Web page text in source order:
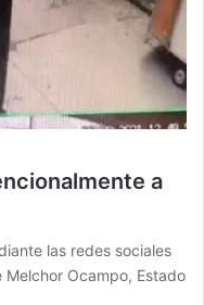
a
las redes sociales
Ocampo, Estado